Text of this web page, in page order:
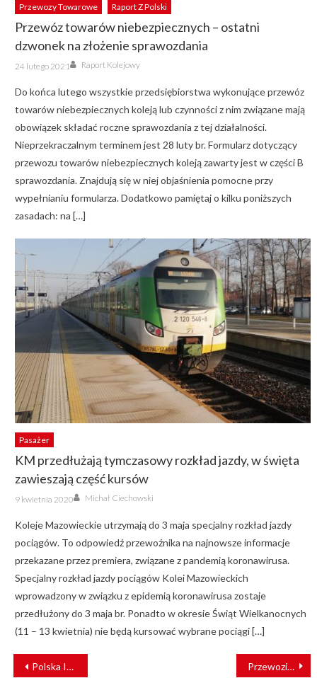
Przewozy Towarowe Raport Z Polski
Przewóz towarów niebezpiecznych – ostatni
dzwonek na złożenie sprawozdania
Posted
on
24 lutego 2021 Author
Raport Kolejowy
Do końca lutego wszystkie przedsiębiorstwa wykonujące przewóz
towarów niebezpiecznych koleją lub czynności z nim związane mają
obowiązek składać roczne sprawozdania z tej działalności.
Nieprzekraczalnym terminem jest 28 luty br. Formularz dotyczący
przewozu towarów niebezpiecznych koleją zawarty jest w części B
sprawozdania. Znajdują się w niej objaśnienia pomocne przy
wypełnianiu formularza. Dodatkowo pamiętaj o kilku poniższych
zasadach: na […]
Pasażer
KM przedłużają tymczasowy rozkład jazdy, w święta
zawieszają część kursów
Posted
on
9 kwietnia 2020 Author
Michał Ciechowski
Koleje Mazowieckie utrzymają do 3 maja specjalny rozkład jazdy
pociągów. To odpowiedź przewoźnika na najnowsze informacje
przekazane przez premiera, związane z pandemią koronawirusa.
Specjalny rozkład jazdy pociągów Kolei Mazowieckich
wprowadzony w związku z epidemią koronawirusa zostaje
przedłużony do 3 maja br. Ponadto w okresie Świąt Wielkanocnych
(11 – 13 kwietnia) nie będą kursować wybrane pociągi […]
NAWIGACJA
WPISU
Polska Izba Kolei świętuje 20 lat. Jubileuszowa gala trwa w gmachu Opery Nova w Bydgoszczy [VIDEO] Przewozisz towary niebezpieczne? Do piątku musisz złożyć roczne sprawozdanie!